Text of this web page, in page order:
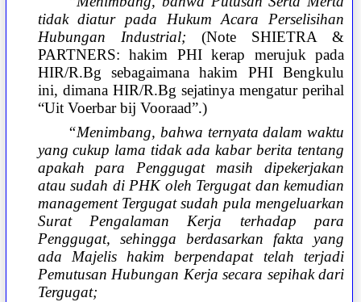
tidak diatur pada Hukum Acara Perselisihan
Hubungan Industrial; (Note SHIETRA &
PARTNERS: hakim PHI kerap merujuk pada
HIR/R.Bg sebagaimana hakim PHI Bengkulu
ini, dimana HIR/R.Bg sejatinya mengatur perihal
“Uit Voerbar bij Vooraad”.)
“Menimbang, bahwa ternyata dalam waktu
yang cukup lama tidak ada kabar berita tentang
apakah para Penggugat masih dipekerjakan
atau sudah di PHK oleh Tergugat dan kemudian
management Tergugat sudah pula mengeluarkan
Surat Pengalaman Kerja terhadap para
Penggugat, sehingga berdasarkan fakta yang
ada Majelis hakim berpendapat telah terjadi
Pemutusan Hubungan Kerja secara sepihak dari
Tergugat;